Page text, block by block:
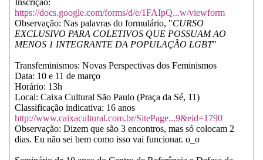
https://docs.google.com/forms/d/e/1FAIpQ...w/viewform
Observação: Nas palavras do formulário, "CURSO
EXCLUSIVO PARA COLETIVOS QUE POSSUAM AO
MENOS 1 INTEGRANTE DA POPULAÇÃO LGBT"
Transfeminismos: Novas Perspectivas dos Feminismos
Data: 10 e 11 de março
Horário: 13h
Local: Caixa Cultural São Paulo (Praça da Sé, 11)
Classificação indicativa: 16 anos
http://www.caixacultural.com.br/SitePage...9&eid=1790
Observação: Dizem que são 3 encontros, mas só colocam 2
dias. Eu não sei bem como isso vai funcionar. o_o